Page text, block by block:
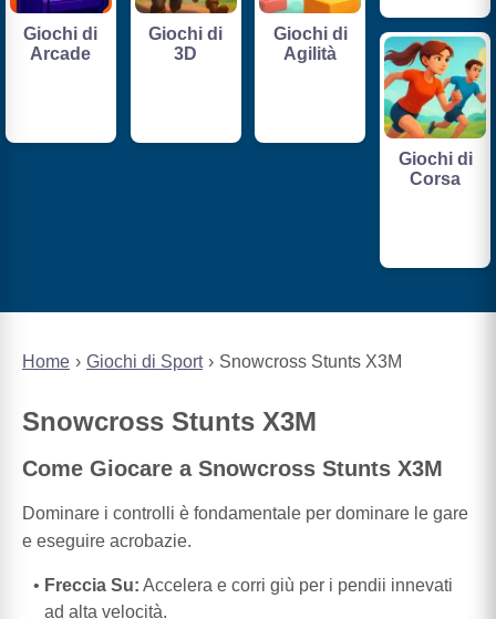
Home Giochi di Sport Snowcross Stunts X3M
Snowcross Stunts X3M
Come Giocare a Snowcross Stunts X3M
Dominare i controlli è fondamentale per dominare le gare
e eseguire acrobazie.
Freccia Su: Accelera e corri giù per i pendii innevati
ad alta velocità.
Giochi di
Arcade
Giochi di
3D
Giochi di
Agilità
Giochi di
Corsa